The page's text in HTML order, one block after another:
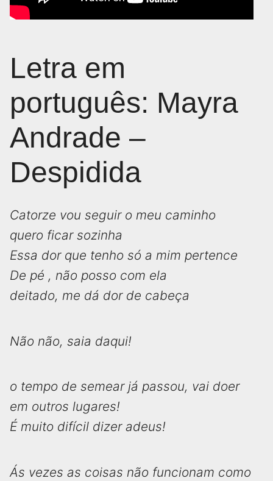
Letra em
português: Mayra
Andrade –
Despidida
Catorze vou seguir o meu caminho
quero ficar sozinha
Essa dor que tenho só a mim pertence
De pé , não posso com ela
deitado, me dá dor de cabeça
Não não, saia daqui!
o tempo de semear já passou, vai doer
em outros lugares!
É muito difícil dizer adeus!
Ás vezes as coisas não funcionam como